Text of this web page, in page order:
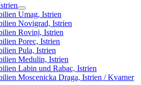
Umag, Istrien
Novigrad, Istrien
Rovinj, Istrien
Porec, Istrien
Pula, Istrien
Medulin, Istrien
Labin und Rabac, Istrien
Moscenicka Draga, Istrien / Kvarner